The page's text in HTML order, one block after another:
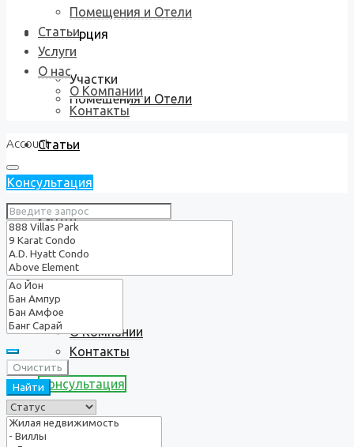
Коммерция
Участки
Помещения и Отели
Статьи
Услуги
О нас
О Компании
Контакты
Консультация
Помещения и Отели
Статьи
Услуги
О нас
О Компании
Контакты
Account
Консультация
Очистить
Найти